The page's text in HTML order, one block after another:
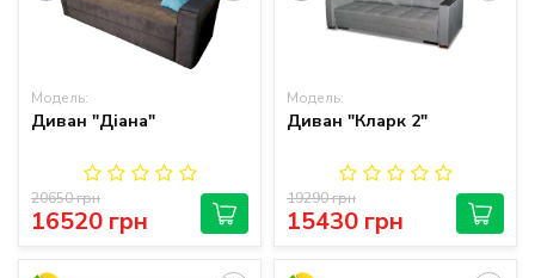
Модель:
Диван "Діана"
16520 грн
20650 грн
Модель:
Диван "Кларк 2"
15430 грн
19290 грн